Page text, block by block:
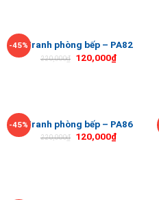
-45%Tranh phòng bếp – PA82
220,000₫ 120,000₫
-45%Tranh phòng bếp – PA86
220,000₫ 120,000₫